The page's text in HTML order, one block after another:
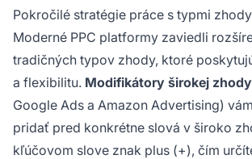
Pokročilé stratégie práce s typmi
Moderné PPC platformy zaviedli
tradičných typov zhody, ktoré
a flexibilitu. Modifikátory širokej zhody
Google Ads a Amazon Advertising)
pridať pred konkrétne slová v široko
kľúčovom slove znak plus (+), čím